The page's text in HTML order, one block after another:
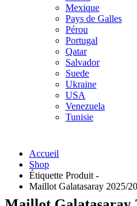
Mexique
Pays de Galles
Pérou
Portugal
Qatar
Salvador
Suede
Ukraine
USA
Venezuela
Tunisie
Accueil
Shop
Étiquette Produit -
Maillot Galatasaray 2025/